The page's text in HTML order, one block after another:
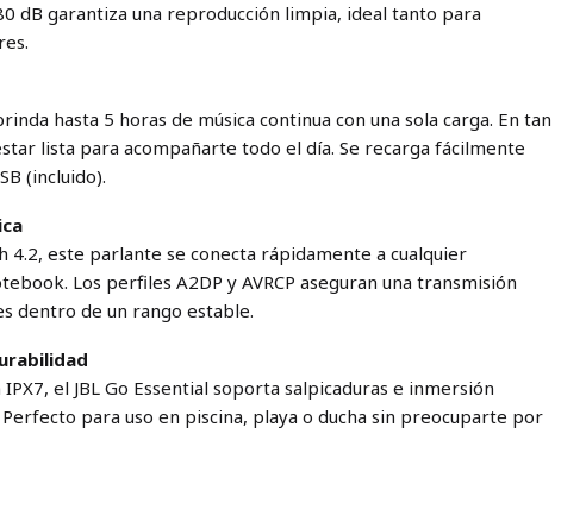
dB garantiza una reproducción limpia, ideal tanto para
hasta 5 horas de música continua con una sola carga. En tan
lista para acompañarte todo el día. Se recarga fácilmente
(incluido).
4.2, este parlante se conecta rápidamente a cualquier
Los perfiles A2DP y AVRCP aseguran una transmisión
dentro de un rango estable.
el JBL Go Essential soporta salpicaduras e inmersión
para uso en piscina, playa o ducha sin preocuparte por